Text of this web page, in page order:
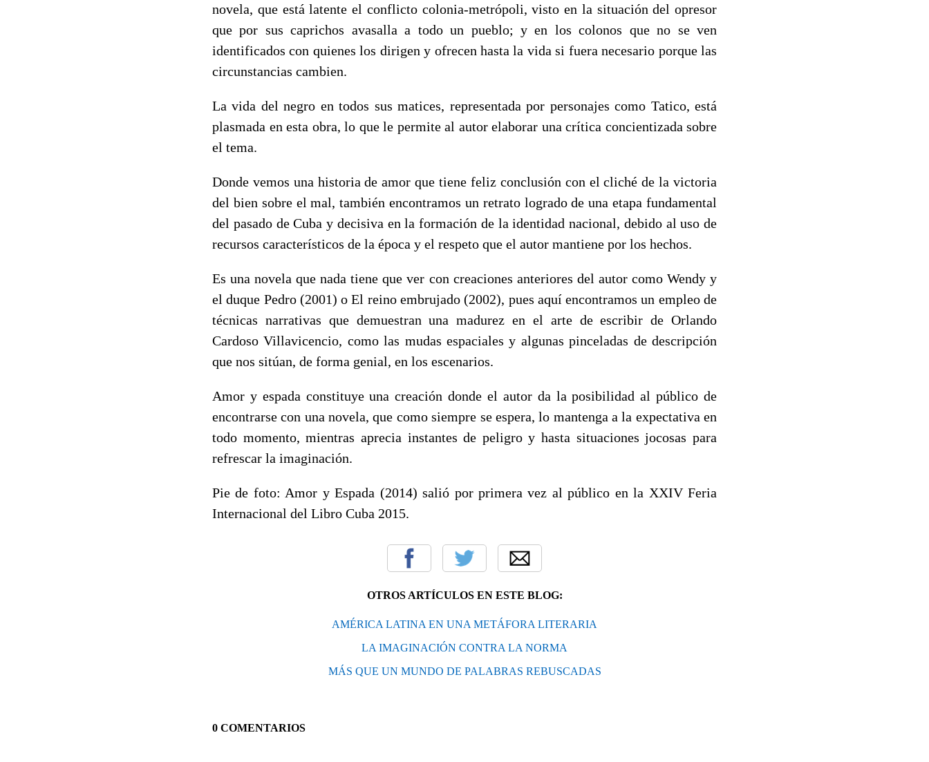
novela, que está latente el conflicto colonia-metrópoli, visto en la situación del opresor
que por sus caprichos avasalla a todo un pueblo; y en los colonos que no se ven
identificados con quienes los dirigen y ofrecen hasta la vida si fuera necesario porque las
circunstancias cambien.
La vida del negro en todos sus matices, representada por personajes como Tatico, está
plasmada en esta obra, lo que le permite al autor elaborar una crítica concientizada sobre
el tema.
Donde vemos una historia de amor que tiene feliz conclusión con el cliché de la victoria
del bien sobre el mal, también encontramos un retrato logrado de una etapa fundamental
del pasado de Cuba y decisiva en la formación de la identidad nacional, debido al uso de
recursos característicos de la época y el respeto que el autor mantiene por los hechos.
Es una novela que nada tiene que ver con creaciones anteriores del autor como Wendy y
el duque Pedro (2001) o El reino embrujado (2002), pues aquí encontramos un empleo de
técnicas narrativas que demuestran una madurez en el arte de escribir de Orlando
Cardoso Villavicencio, como las mudas espaciales y algunas pinceladas de descripción
que nos sitúan, de forma genial, en los escenarios.
Amor y espada constituye una creación donde el autor da la posibilidad al público de
encontrarse con una novela, que como siempre se espera, lo mantenga a la expectativa en
todo momento, mientras aprecia instantes de peligro y hasta situaciones jocosas para
refrescar la imaginación.
Pie de foto: Amor y Espada (2014) salió por primera vez al público en la XXIV Feria
Internacional del Libro Cuba 2015.
OTROS ARTÍCULOS EN ESTE BLOG:
AMÉRICA LATINA EN UNA METÁFORA LITERARIA
LA IMAGINACIÓN CONTRA LA NORMA
MÁS QUE UN MUNDO DE PALABRAS REBUSCADAS
0 COMENTARIOS